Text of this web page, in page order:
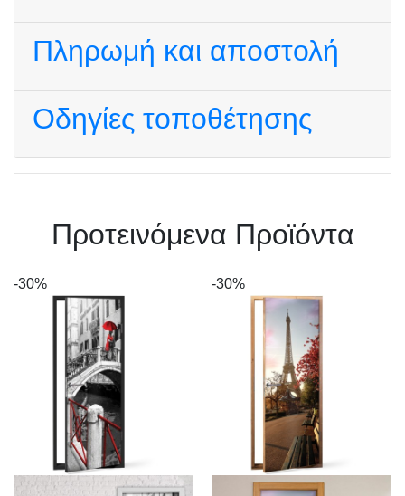
Πληρωμή και αποστολή
Οδηγίες τοποθέτησης
Πρoτεινόμενα Προϊόντα
-30% -30%